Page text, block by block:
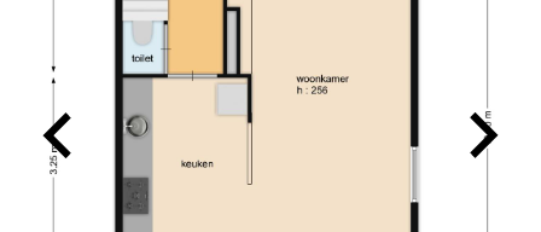
hetzelfde doel. Hij denkt graag mee en is
makkelijk en snel te bereiken. Voor ons een
absolute aanrader!
26-08-2025